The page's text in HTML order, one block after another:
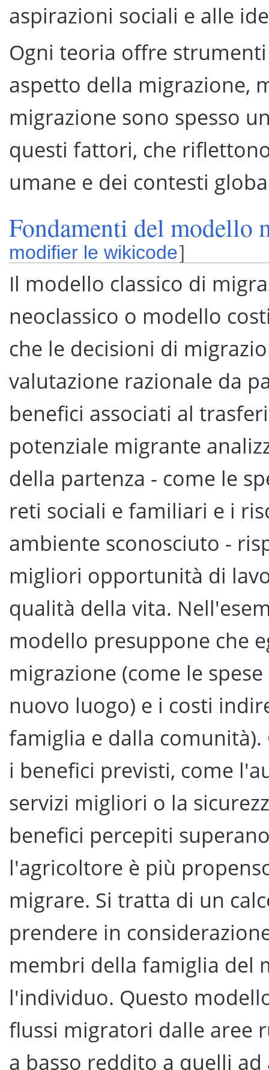
aspirazioni sociali e alle
Ogni teoria offre
aspetto della migrazione,
migrazione sono spesso
questi fattori, che
umane e dei contesti
Fondamenti del modello
modifier le wikicode]
Il modello classico di
neoclassico o modello
che le decisioni di
valutazione razionale da
benefici associati al
potenziale migrante
della partenza - come le
reti sociali e familiari e i
ambiente sconosciuto -
migliori opportunità di
qualità della vita.
modello presuppone che
migrazione (come le
nuovo luogo) e i costi
famiglia e dalla
i benefici previsti, come
servizi migliori o la
benefici percepiti
l'agricoltore è più
migrare. Si tratta di un
prendere in
membri della famiglia del
l'individuo. Questo
flussi migratori dalle aree
a basso reddito a quelli